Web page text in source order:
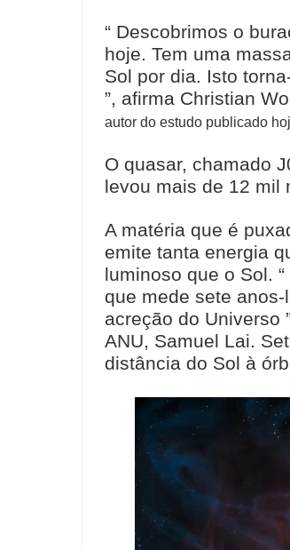
“ Descobrimos o
hoje. Tem uma
Sol por dia. Isto
”, afirma Christian
autor do estudo publicado
O quasar, chamado
levou mais de 12 mil
A matéria que é
emite tanta energia
luminoso que o Sol.
que mede sete
acreção do Universo
ANU, Samuel Lai.
distância do Sol à